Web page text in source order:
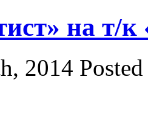
на т/к
2014